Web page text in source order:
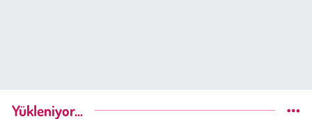
Yükleniyor...